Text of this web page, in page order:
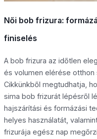
Női bob frizura:
finiselés
A bob frizura az időtlen
és volumen elérése
Cikkünkből megtudhatja,
sima bob frizurát lépésről
hajszárítási és formázási
helyes használatát,
frizurája egész nap